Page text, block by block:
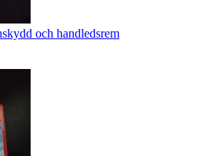
och handledsrem